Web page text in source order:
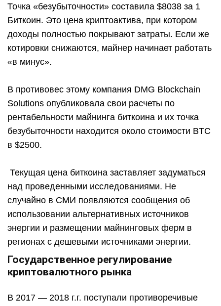
Точка «безубыточности» составила $8038 за 1
Биткоин. Это цена криптоактива, при котором
доходы полностью покрывают затраты. Если же
котировки снижаются, майнер начинает работать
«в минус».
В противовес этому компания DMG Blockchain
Solutions опубликовала свои расчеты по
рентабельности майнинга биткоина и их точка
безубыточности находится около стоимости BTC
в $2500.
Текущая цена биткоина заставляет задуматься
над проведенными исследованиями. Не
случайно в СМИ появляются сообщения об
использовании альтернативных источников
энергии и размещении майнинговых ферм в
регионах с дешевыми источниками энергии.
Государственное регулирование
криптовалютного рынка
В 2017 — 2018 г.г. поступали противоречивые